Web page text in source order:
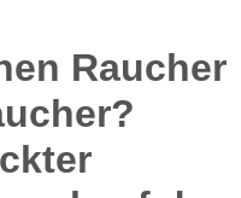
Raucher